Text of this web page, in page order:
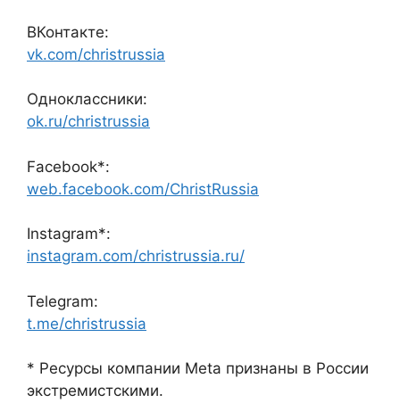
ВКонтакте:
vk.com/christrussia
Одноклассники:
ok.ru/christrussia
Facebook*:
web.facebook.com/ChristRussia
Instagram*:
instagram.com/christrussia.ru/
Telegram:
t.me/christrussia
* Ресурсы компании Meta признаны в России
экстремистскими.